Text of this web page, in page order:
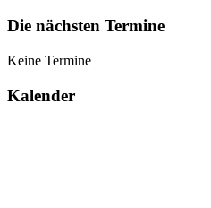
Die nächsten Termine
Keine Termine
Kalender